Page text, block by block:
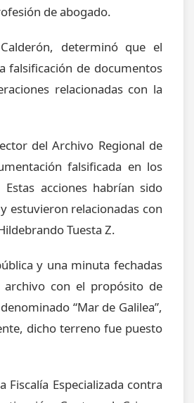
de abogado.
determinó que el
falsificación de documentos
relacionadas con la
del Archivo Regional de
falsificada en los
acciones habrían sido
estuvieron relacionadas con
Tuesta Z.
y una minuta fechadas
con el propósito de
“Mar de Galilea”,
dicho terreno fue puesto
Especializada contra